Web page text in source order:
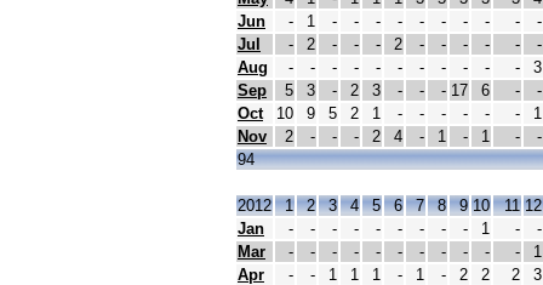
Jun
- 1 - - - - - - - - -
-
Jul
- 2 - - - 2 - - - - -
-
Aug
- - - - - - - - - - -
3
Sep
5 3 - 2 3 - - - 17 6 -
-
Oct
10 9 5 2 1 - - - - - -
1
Nov
2 - - - 2 4 - 1 - 1 -
-
94
2012 1 2 3 4 5 6 7 8 9 10 11 12
Jan
- - - - - - - - - 1 -
-
Mar
- - - - - - - - - - -
1
Apr
- - 1 1 1 - 1 - 2 2 2
3